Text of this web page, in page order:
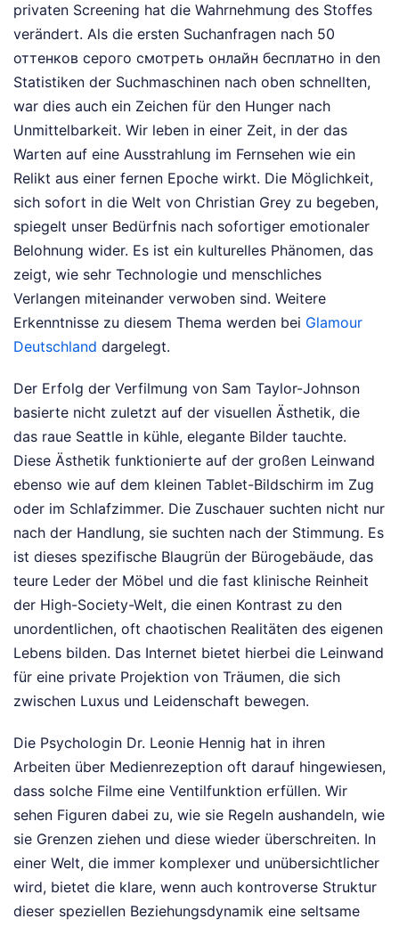
privaten Screening hat die Wahrnehmung des Stoffes
verändert. Als die ersten Suchanfragen nach 50
оттенков серого смотреть онлайн бесплатно in den
Statistiken der Suchmaschinen nach oben schnellten,
war dies auch ein Zeichen für den Hunger nach
Unmittelbarkeit. Wir leben in einer Zeit, in der das
Warten auf eine Ausstrahlung im Fernsehen wie ein
Relikt aus einer fernen Epoche wirkt. Die Möglichkeit,
sich sofort in die Welt von Christian Grey zu begeben,
spiegelt unser Bedürfnis nach sofortiger emotionaler
Belohnung wider. Es ist ein kulturelles Phänomen, das
zeigt, wie sehr Technologie und menschliches
Verlangen miteinander verwoben sind. Weitere
Erkenntnisse zu diesem Thema werden bei Glamour
Deutschland dargelegt.
Der Erfolg der Verfilmung von Sam Taylor-Johnson
basierte nicht zuletzt auf der visuellen Ästhetik, die
das raue Seattle in kühle, elegante Bilder tauchte.
Diese Ästhetik funktionierte auf der großen Leinwand
ebenso wie auf dem kleinen Tablet-Bildschirm im Zug
oder im Schlafzimmer. Die Zuschauer suchten nicht nur
nach der Handlung, sie suchten nach der Stimmung. Es
ist dieses spezifische Blaugrün der Bürogebäude, das
teure Leder der Möbel und die fast klinische Reinheit
der High-Society-Welt, die einen Kontrast zu den
unordentlichen, oft chaotischen Realitäten des eigenen
Lebens bilden. Das Internet bietet hierbei die Leinwand
für eine private Projektion von Träumen, die sich
zwischen Luxus und Leidenschaft bewegen.
Die Psychologin Dr. Leonie Hennig hat in ihren
Arbeiten über Medienrezeption oft darauf hingewiesen,
dass solche Filme eine Ventilfunktion erfüllen. Wir
sehen Figuren dabei zu, wie sie Regeln aushandeln, wie
sie Grenzen ziehen und diese wieder überschreiten. In
einer Welt, die immer komplexer und unübersichtlicher
wird, bietet die klare, wenn auch kontroverse Struktur
dieser speziellen Beziehungsdynamik eine seltsame